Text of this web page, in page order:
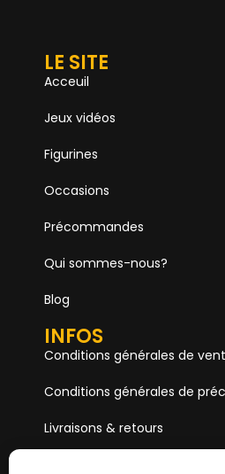
LE SITE
Acceuil
Jeux vidéos
Figurines
Occasions
Précommandes
Qui sommes-nous?
Blog
INFOS
Conditions générales de
Conditions générales de
Livraisons & retours